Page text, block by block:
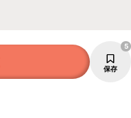
保存
5